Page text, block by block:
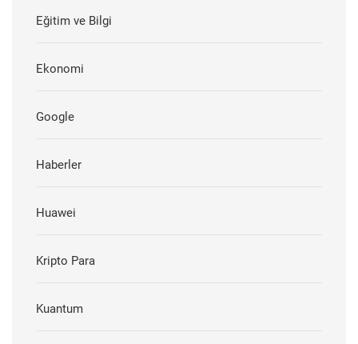
Eğitim ve Bilgi
Ekonomi
Google
Haberler
Huawei
Kripto Para
Kuantum